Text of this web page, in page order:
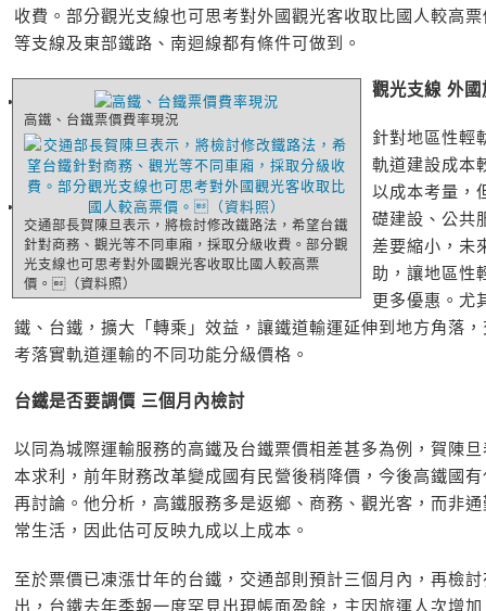
收費。部分觀光支線也可思考對外國觀光客收取比國人較高
等支線及東部鐵路、南迴線都有條件可做到。
高鐵、台鐵票價費率現況
交通部長賀陳旦表示，將檢討修改鐵路法，希望台鐵
針對商務、觀光等不同車廂，採取分級收費。部分觀
光支線也可思考對外國觀光客收取比國人較高票
價。（資料照）
觀光支線 外
針對地區性輕
軌道建設成本
以成本考量，
礎建設、公共
差要縮小，未
助，讓地區性
更多優惠。尤
鐵、台鐵，擴大「轉乘」效益，讓鐵道輸運延伸到地方角落
考落實軌道運輸的不同功能分級價格。
台鐵是否要調價 三個月內檢討
以同為城際運輸服務的高鐵及台鐵票價相差甚多為例，賀陳
本求利，前年財務改革變成國有民營後稍降價，今後高鐵國
再討論。他分析，高鐵服務多是返鄉、商務、觀光客，而非
常生活，因此估可反映九成以上成本。
至於票價已凍漲廿年的台鐵，交通部則預計三個月內，再檢
出，台鐵去年季報一度罕見出現帳面盈餘，主因旅運人次增